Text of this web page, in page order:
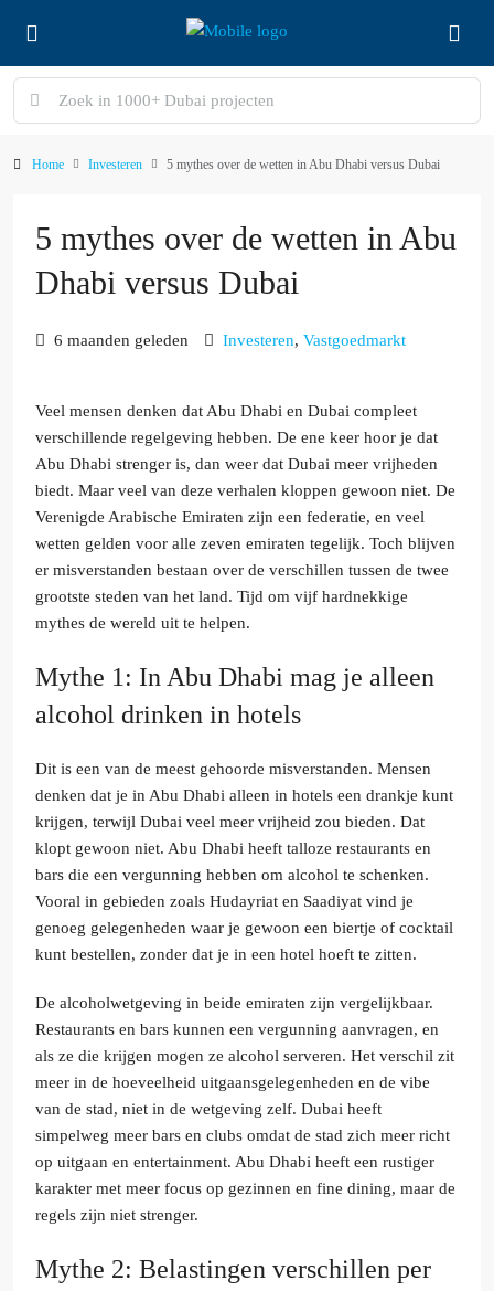
Home Investeren 5 mythes over de wetten in Abu Dhabi versus Dubai
5 mythes over de wetten in Abu
Dhabi versus Dubai
6 maanden geleden Investeren, Vastgoedmarkt
Veel mensen denken dat Abu Dhabi en Dubai compleet
verschillende regelgeving hebben. De ene keer hoor je dat
Abu Dhabi strenger is, dan weer dat Dubai meer vrijheden
biedt. Maar veel van deze verhalen kloppen gewoon niet. De
Verenigde Arabische Emiraten zijn een federatie, en veel
wetten gelden voor alle zeven emiraten tegelijk. Toch blijven
er misverstanden bestaan over de verschillen tussen de twee
grootste steden van het land. Tijd om vijf hardnekkige
mythes de wereld uit te helpen.
Mythe 1: In Abu Dhabi mag je alleen
alcohol drinken in hotels
Dit is een van de meest gehoorde misverstanden. Mensen
denken dat je in Abu Dhabi alleen in hotels een drankje kunt
krijgen, terwijl Dubai veel meer vrijheid zou bieden. Dat
klopt gewoon niet. Abu Dhabi heeft talloze restaurants en
bars die een vergunning hebben om alcohol te schenken.
Vooral in gebieden zoals Hudayriat en Saadiyat vind je
genoeg gelegenheden waar je gewoon een biertje of cocktail
kunt bestellen, zonder dat je in een hotel hoeft te zitten.
De alcoholwetgeving in beide emiraten zijn vergelijkbaar.
Restaurants en bars kunnen een vergunning aanvragen, en
als ze die krijgen mogen ze alcohol serveren. Het verschil zit
meer in de hoeveelheid uitgaansgelegenheden en de vibe
van de stad, niet in de wetgeving zelf. Dubai heeft
simpelweg meer bars en clubs omdat de stad zich meer richt
op uitgaan en entertainment. Abu Dhabi heeft een rustiger
karakter met meer focus op gezinnen en fine dining, maar de
regels zijn niet strenger.
Mythe 2: Belastingen verschillen per